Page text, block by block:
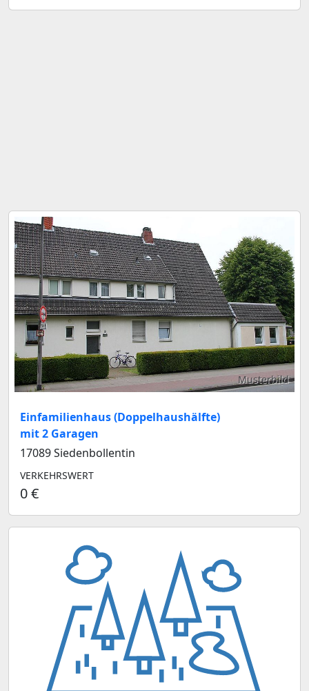
Musterbild
Einfamilienhaus (Doppelhaushälfte)
mit 2 Garagen
17089 Siedenbollentin
VERKEHRSWERT
0 €